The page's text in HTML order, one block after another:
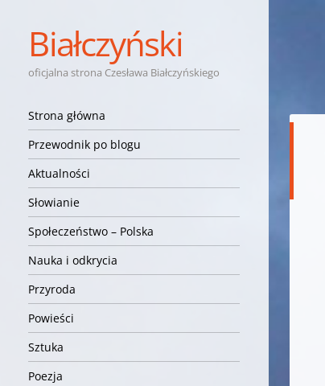
Białczyński
oficjalna strona Czesława Białczyńskiego
Nawigacja
Przejdź do treści
Strona główna
Przewodnik po blogu
Aktualności
Słowianie
Społeczeństwo – Polska
Nauka i odkrycia
Przyroda
Powieści
Sztuka
Poezja